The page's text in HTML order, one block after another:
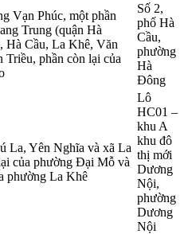
Vạn Phúc, một phần
Trung (quận Hà
Cầu, La Khê, Văn
Triều, phần còn lại của
Số 2,
phố Hà
Cầu,
phường
Hà
Đông
La, Yên Nghĩa và xã La
của phường Đại Mỗ và
phường La Khê
Lô
HC01 –
khu A
khu đô
thị mới
Dương
Nội,
phường
Dương
Nội